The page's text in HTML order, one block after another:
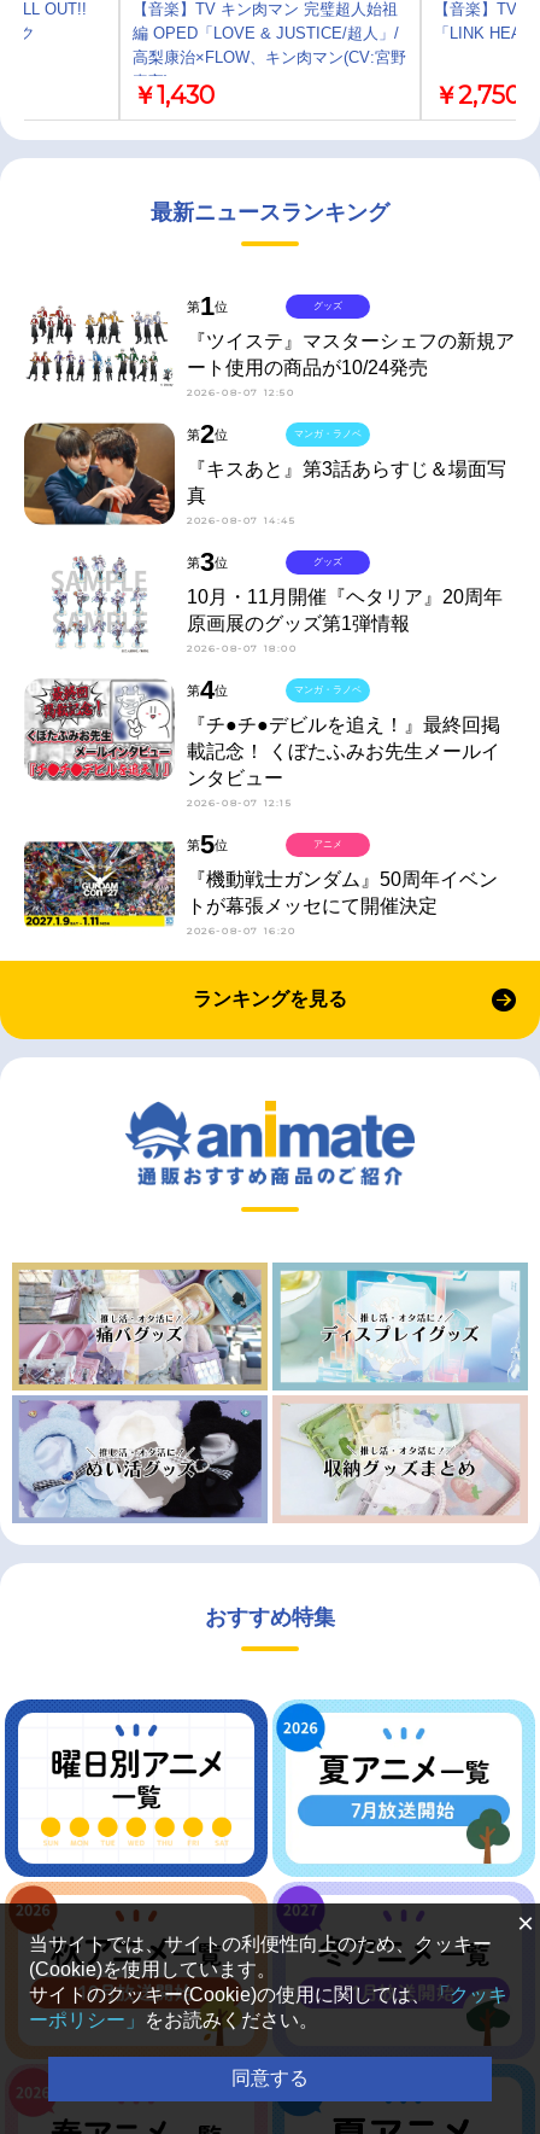
ALL OUT!!
ク
【音楽】TV キン肉マン 完璧超人始祖
編 OPED「LOVE & JUSTICE/超人」/
高梨康治×FLOW、キン肉マン(CV:宮野
真守)
￥1,430
【音楽】TV
「LINK
￥2,750
最新ニュースランキング
第1位
『ツイステ』マスターシェフの新規ア
ート使用の商品が10/24発売
2026-08-07 12:50
グッズ
第2位
『キスあと』第3話あらすじ＆場面写
真
2026-08-07 14:45
マンガ・ラノベ
第3位
10月・11月開催『ヘタリア』20周年
原画展のグッズ第1弾情報
2026-08-07 18:00
グッズ
第4位
『チ●チ●デビルを追え！』最終回掲
載記念！ くぼたふみお先生メールイ
ンタビュー
2026-08-07 12:15
マンガ・ラノベ
第5位
『機動戦士ガンダム』50周年イベン
トが幕張メッセにて開催決定
2026-08-07 16:20
アニメ
ランキングを見る
おすすめ特集
×
当サイトでは、サイトの利便性向上のため、クッキー
(Cookie)を使用しています。
サイトのクッキー(Cookie)の使用に関しては、「クッキ
ーポリシー」
をお読みください。
同意する